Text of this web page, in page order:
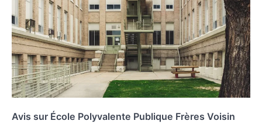
Avis sur École Polyvalente Publique Frères Voisin